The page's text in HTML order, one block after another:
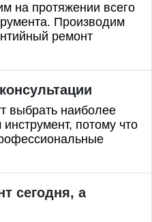
на протяжении всего
Производим
ремонт
консультации
выбрать наиболее
потому что
сегодня, а